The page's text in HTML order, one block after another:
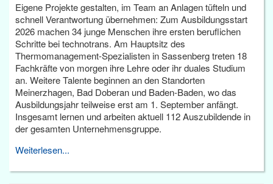
Eigene Projekte gestalten, im Team an Anlagen tüfteln und
schnell Verantwortung übernehmen: Zum Ausbildungsstart
2026 machen 34 junge Menschen ihre ersten beruflichen
Schritte bei technotrans. Am Hauptsitz des
Thermomanagement-Spezialisten in Sassenberg treten 18
Fachkräfte von morgen ihre Lehre oder ihr duales Studium
an. Weitere Talente beginnen an den Standorten
Meinerzhagen, Bad Doberan und Baden-Baden, wo das
Ausbildungsjahr teilweise erst am 1. September anfängt.
Insgesamt lernen und arbeiten aktuell 112 Auszubildende in
der gesamten Unternehmensgruppe.
Weiterlesen...